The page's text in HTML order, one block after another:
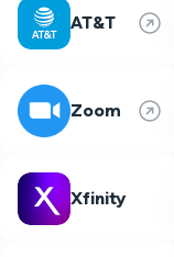
AT&T
Zoom
Xfinity